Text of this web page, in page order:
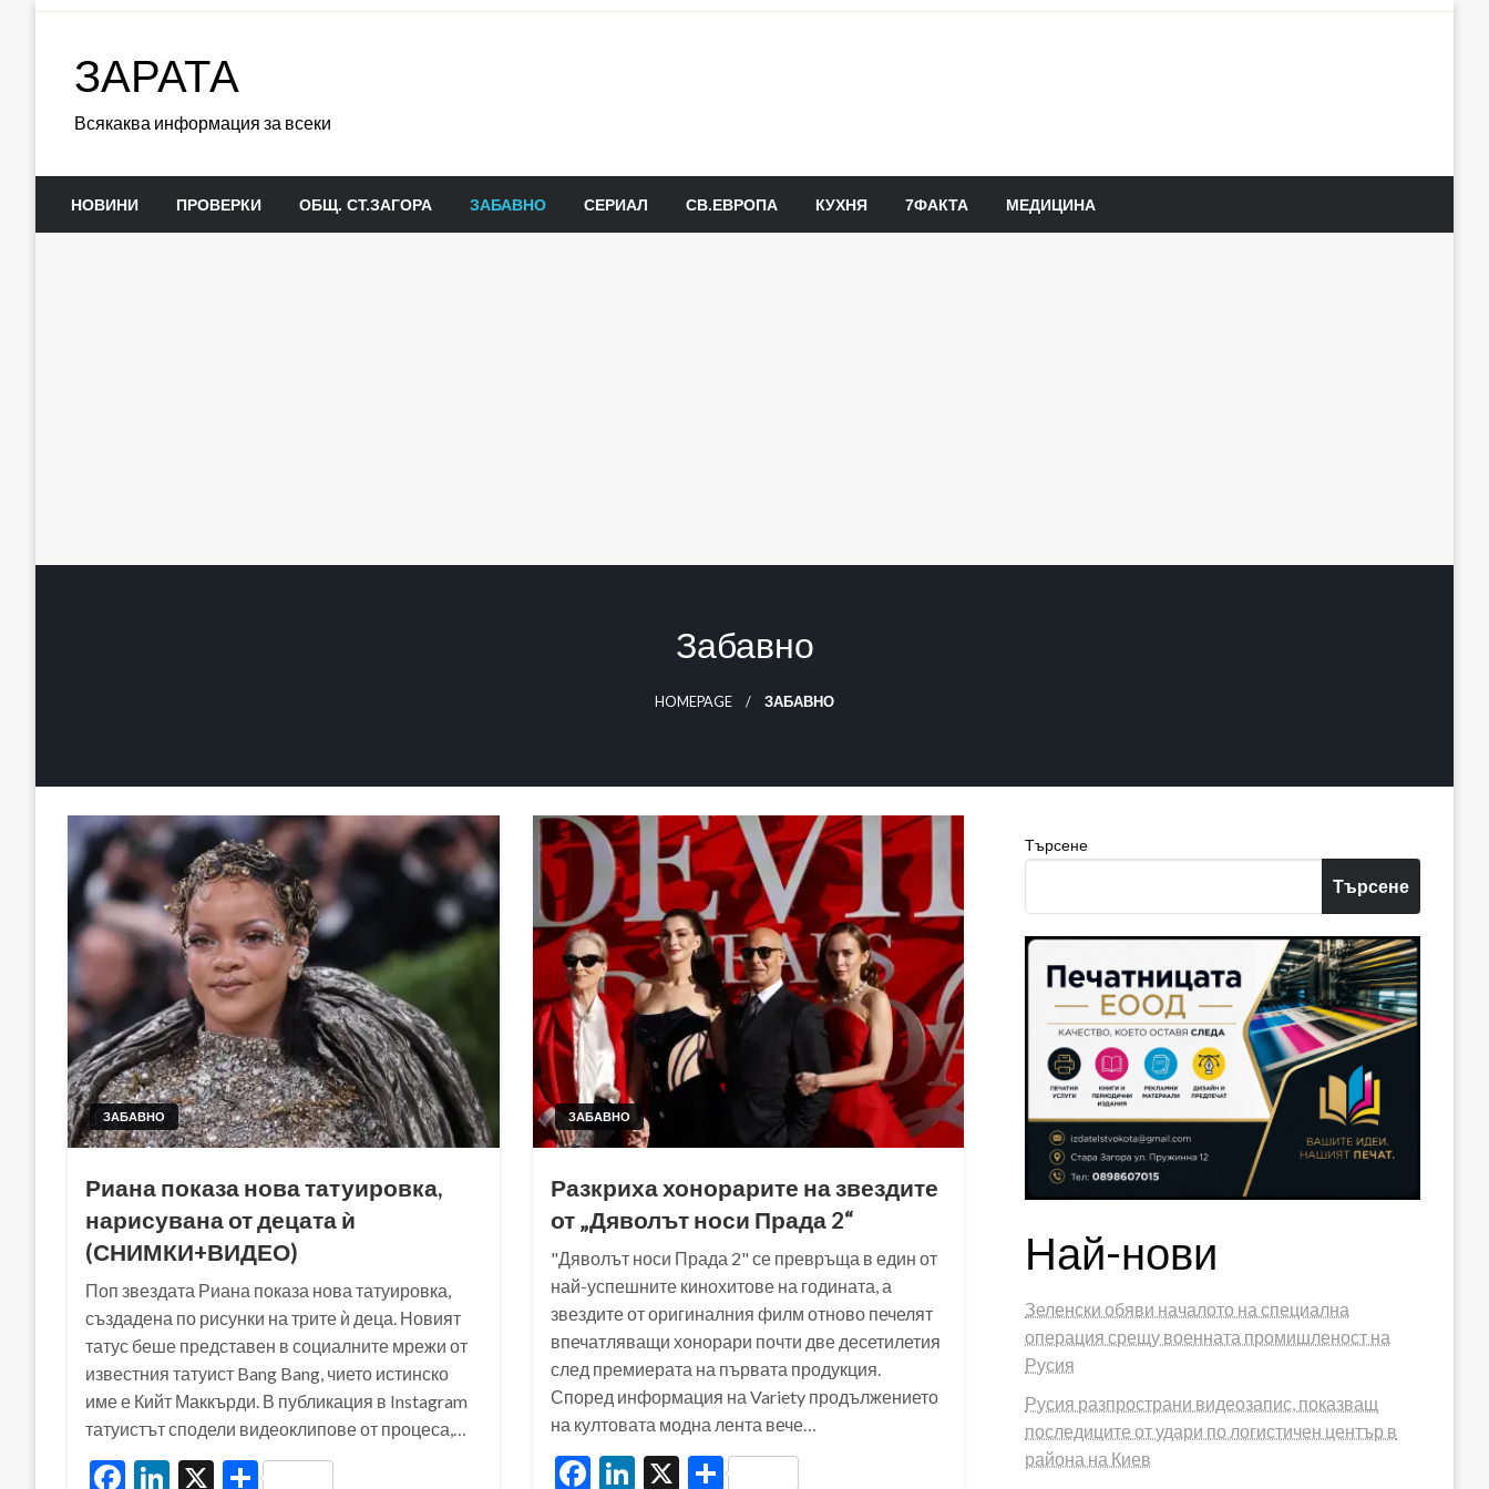
ЗАРАТА
Всякаква информация за всеки
НОВИНИ ПРОВЕРКИ ОБЩ. СТ.ЗАГОРА ЗАБАВНО СЕРИАЛ СВ.ЕВРОПА КУХНЯ 7ФАКТА МЕДИЦИНА
Забавно
HOMEPAGE ЗАБАВНО
ЗАБАВНО
Риана показа нова татуировка,
нарисувана от децата ѝ
(СНИМКИ+ВИДЕО)
Поп звездата Риана показа нова татуировка,
създадена по рисунки на трите ѝ деца. Новият
татус беше представен в социалните мрежи от
известния татуист Bang Bang, чието истинско
име е Кийт Маккърди. В публикация в Instagram
татуистът сподели видеоклипове от процеса,…
Facebook
LinkedIn
X Share
ЗАБАВНО
Разкриха хонорарите на звездите
от „Дяволът носи Прада 2“
"Дяволът носи Прада 2" се превръща в един от
най-успешните кинохитове на годината, а
звездите от оригиналния филм отново печелят
впечатляващи хонорари почти две десетилетия
след премиерата на първата продукция.
Според информация на Variety продължението
на култовата модна лента вече…
Facebook
LinkedIn
X Share
Търсене
Търсене
Най-нови
Зеленски обяви началото на специална
операция срещу военната промишленост на
Русия
Русия разпространи видеозапис, показващ
последиците от удари по логистичен център в
района на Киев